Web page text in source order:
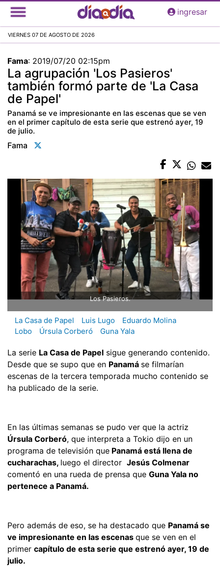
Pasar
al
principal
ingresar
VIERNES 07 DE AGOSTO DE 2026
Fama: 2019/07/20 02:15pm
La agrupación 'Los Pasieros'
también formó parte de 'La Casa
de Papel'
Panamá se ve impresionante en las escenas que se ven
en el primer capítulo de esta serie que estrenó ayer, 19
de julio.
Fama
Los Pasieros.
La Casa de Papel Luis Lugo
Eduardo Molina
Lobo
Úrsula Corberó Guna Yala
La serie La Casa de Papel sigue generando contenido.
Desde que se supo que en Panamá se filmarían
escenas de la tercera temporada mucho contenido se
ha publicado de la serie.
En las últimas semanas se pudo ver que la actriz
Úrsula Corberó, que interpreta a Tokio dijo en un
programa de televisión que Panamá está llena de
cucharachas, luego el director Jesús Colmenar
comentó en una rueda de prensa que Guna Yala no
pertenece a Panamá.
Pero además de eso, se ha destacado que Panamá se
ve impresionante en las escenas que se ven en el
primer capítulo de esta serie que estrenó ayer, 19 de
julio.